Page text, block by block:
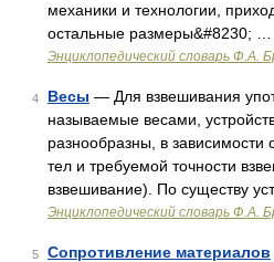
механики и технологии,
остальные размеры&#8230; …
Энциклопедический словарь Ф.А.
4 Весы — Для взвешивания
называемые весами,
разнообразны, в
тел и требуемой точности
взвешивание). По существу
Энциклопедический словарь Ф.А.
5 Сопротивление материалов